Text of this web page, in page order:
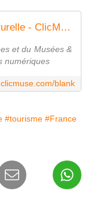
Aube Lebel - Conseil Ingénierie culturelle - ClicMuse - HappyMuse
et du Musées &
numériques
blank
#tourisme #France